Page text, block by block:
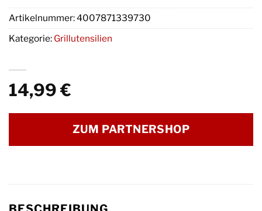
14,99€
ZUM PARTNERSHOP
Artikelnummer:4007871339730
Kategorie: Grillutensilien